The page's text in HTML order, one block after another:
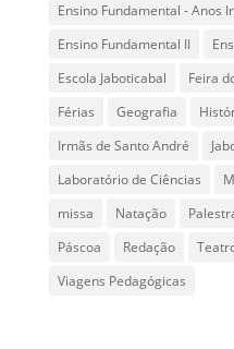
Ensino Fundamental - Anos
Ensino Fundamental II
Escola Jaboticabal
Feira
Férias
Geografia
Irmãs de Santo André
Laboratório de Ciências
missa
Natação
Páscoa
Redação
Viagens Pedagógicas